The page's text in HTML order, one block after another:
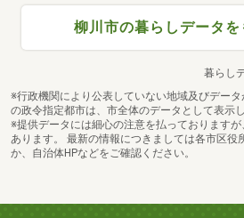
柳川市の暮らしデータを
暮らし
※行政機関により公表していない地域及びデー
の政令指定都市は、市全体のデータとして表示し
※提供データには細心の注意を払っております
あります。 最新の情報につきましては各市区役
か、自治体HPなどをご確認ください。